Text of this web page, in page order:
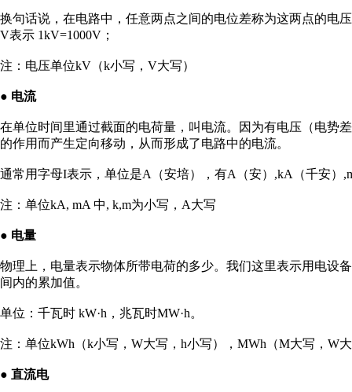
换句话说，在电路中，任意两点之间的电位差称为这两点的电
V表示 1kV=1000V；
注：电压单位kV（k小写，V大写）
● 电流
在单位时间里通过截面的电荷量，叫电流。因为有电压（电势
的作用而产生定向移动，从而形成了电路中的电流。
通常用字母I表示，单位是A（安培），有A（安）,kA（千安）
注：单位kA, mA 中, k,m为小写，A大写
● 电量
物理上，电量表示物体所带电荷的多少。我们这里表示用电设
间内的累加值。
单位：千瓦时 kW·h，兆瓦时MW·h。
注：单位kWh（k小写，W大写，h小写），MWh（M大写，W
● 直流电